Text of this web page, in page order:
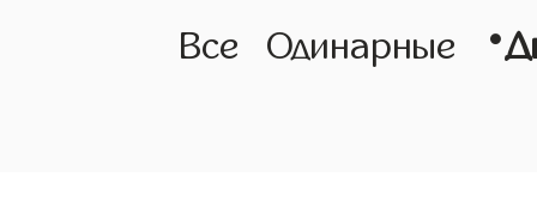
Все Одинарные •